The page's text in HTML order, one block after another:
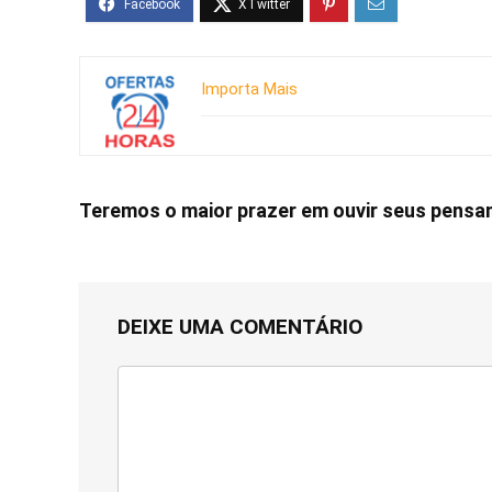
Importa Mais
Teremos o maior prazer em ouvir seus
DEIXE UMA COMENTÁRIO